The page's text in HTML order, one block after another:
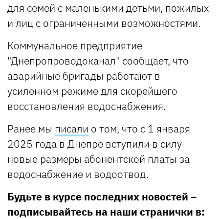
для семей с маленькими детьми, пожилых
и лиц с ограниченными возможностями.
Коммунальное предприятие
"Днепропроводоканал" сообщает, что
аварийные бригады работают в
усиленном режиме для скорейшего
восстановления водоснабжения.
Ранее мы писали о том, что с 1 января
2025 года в Днепре вступили в силу
новые размеры абонентской платы за
водоснабжение и водоотвод.
Будьте в курсе последних новостей –
подписывайтесь на наши странички в: